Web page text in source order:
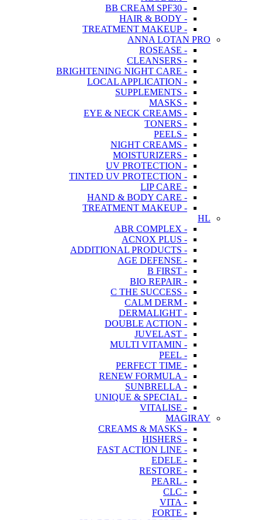
- BB CREAM SPF30
- HAIR & BODY
- TREATMENT MAKEUP
ANNA LOTAN PRO
- ROSEASE
- CLEANSERS
- BRIGHTENING NIGHT CARE
- LOCAL APPLICATION
- SUPPLEMENTS
- MASKS
- EYE & NECK CREAMS
- TONERS
- PEELS
- NIGHT CREAMS
- MOISTURIZERS
- UV PROTECTION
- TINTED UV PROTECTION
- LIP CARE
- HAND & BODY CARE
- TREATMENT MAKEUP
HL
- ABR COMPLEX
- ACNOX PLUS
- ADDITIONAL PRODUCTS
- AGE DEFENSE
- B FIRST
- BIO REPAIR
- C THE SUCCESS
- CALM DERM
- DERMALIGHT
- DOUBLE ACTION
- JUVELAST
- MULTI VITAMIN
- PEEL
- PERFECT TIME
- RENEW FORMULA
- SUNBRELLA
- UNIQUE & SPECIAL
- VITALISE
MAGIRAY
- CREAMS & MASKS
- HISHERS
- FAST ACTION LINE
- EDELE
- RESTORE
- PEARL
- CLC
- VITA
- FORTE